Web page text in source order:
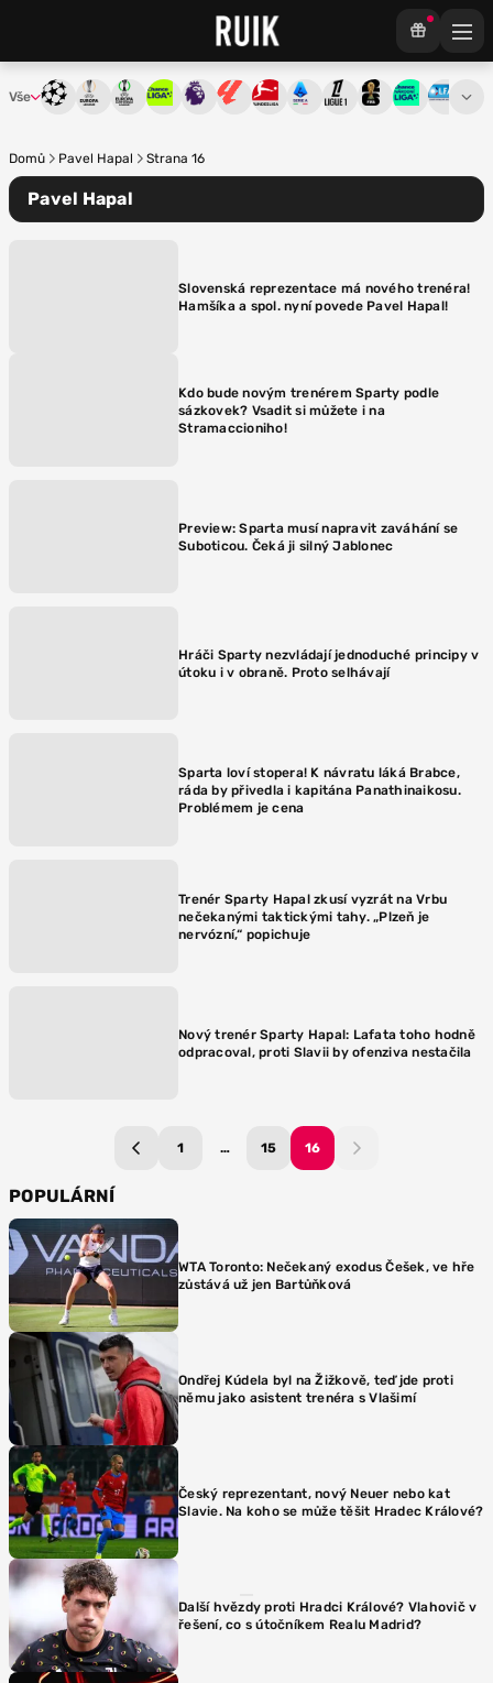
Vše Liga mistrůEvropská liga
Konferenční liga
Chance ligaPremier League
La LigaBundesliga
Serie ALigue 1Mistrovství světa
Chance3. ČFL
Domů Pavel Hapal Strana 16
Pavel Hapal
Slovenská reprezentace má nového trenéra!
Hamšíka a spol. nyní povede Pavel Hapal!
Kdo bude novým trenérem Sparty podle
sázkovek? Vsadit si můžete i na
Stramaccioniho!
Preview: Sparta musí napravit zaváhání se
Suboticou. Čeká ji silný Jablonec
Hráči Sparty nezvládají jednoduché principy v
útoku i v obraně. Proto selhávají
Sparta loví stopera! K návratu láká Brabce,
ráda by přivedla i kapitána Panathinaikosu.
Problémem je cena
Trenér Sparty Hapal zkusí vyzrát na Vrbu
nečekanými taktickými tahy. „Plzeň je
nervózní,“ popichuje
Nový trenér Sparty Hapal: Lafata toho hodně
odpracoval, proti Slavii by ofenziva nestačila
1 … 15 16
POPULÁRNÍ
WTA Toronto: Nečekaný exodus Češek, ve hře
zůstává už jen Bartůňková
Ondřej Kúdela byl na Žižkově, teď jde proti
němu jako asistent trenéra s Vlašimí
Český reprezentant, nový Neuer nebo kat
Slavie. Na koho se může těšit Hradec Králové?
Další hvězdy proti Hradci Králové? Vlahovič v
řešení, co s útočníkem Realu Madrid?